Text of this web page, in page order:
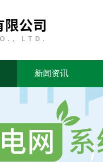
新闻资讯